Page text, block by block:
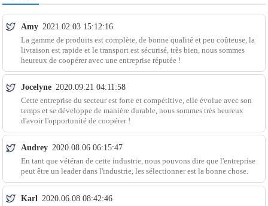
Amy 2021.02.03 15:12:16
La gamme de produits est complète, de bonne qualité et peu coûteuse, la
livraison est rapide et le transport est sécurisé, très bien, nous sommes
heureux de coopérer avec une entreprise réputée !
Jocelyne 2020.09.21 04:11:58
Cette entreprise du secteur est forte et compétitive, elle évolue avec son
temps et se développe de manière durable, nous sommes très heureux
d'avoir l'opportunité de coopérer !
Audrey 2020.08.06 06:15:47
En tant que vétéran de cette industrie, nous pouvons dire que l'entreprise
peut être un leader dans l'industrie, les sélectionner est la bonne chose.
Karl
2020.06.08 08:42:46